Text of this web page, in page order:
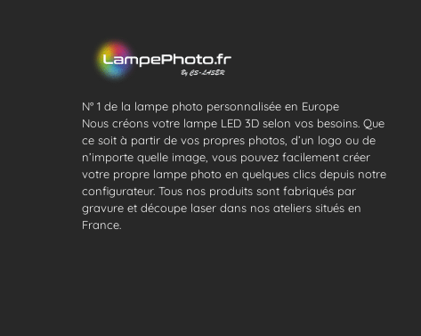
N° 1 de la lampe photo personnalisée en Europe
Nous créons votre lampe LED 3D selon vos besoins. Que
ce soit à partir de vos propres photos, d’un logo ou de
n’importe quelle image, vous pouvez facilement créer
votre propre lampe photo en quelques clics depuis notre
configurateur. Tous nos produits sont fabriqués par
gravure et découpe laser dans nos ateliers situés en
France.